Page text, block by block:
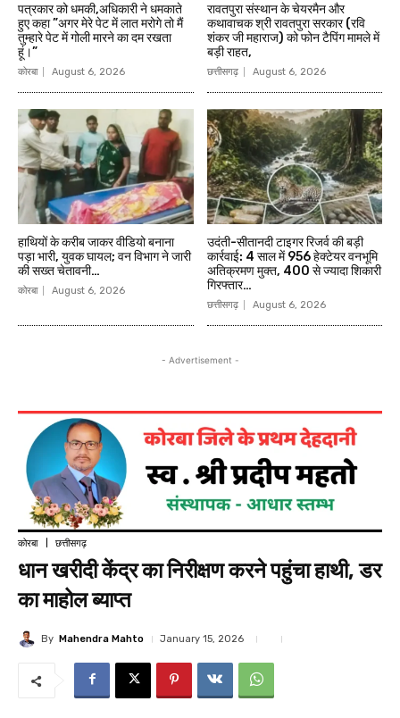
पत्रकार को धमकी,अधिकारी ने धमकाते
हुए कहा ”अगर मेरे पेट में लात मरोगे तो मैं
तुम्हारे पेट में गोली मारने का दम रखता
हूं।”
कोरबा August 6, 2026
रावतपुरा संस्थान के चेयरमैन और
कथावाचक श्री रावतपुरा सरकार (रवि
शंकर जी महाराज) को फोन टैपिंग मामले में
बड़ी राहत,
छत्तीसगढ़ August 6, 2026
हाथियों के करीब जाकर वीडियो बनाना
पड़ा भारी, युवक घायल; वन विभाग ने जारी
की सख्त चेतावनी…
कोरबा August 6, 2026
उदंती-सीतानदी टाइगर रिजर्व की बड़ी
कार्रवाई: 4 साल में 956 हेक्टेयर वनभूमि
अतिक्रमण मुक्त, 400 से ज्यादा शिकारी
गिरफ्तार…
छत्तीसगढ़ August 6, 2026
- Advertisement -